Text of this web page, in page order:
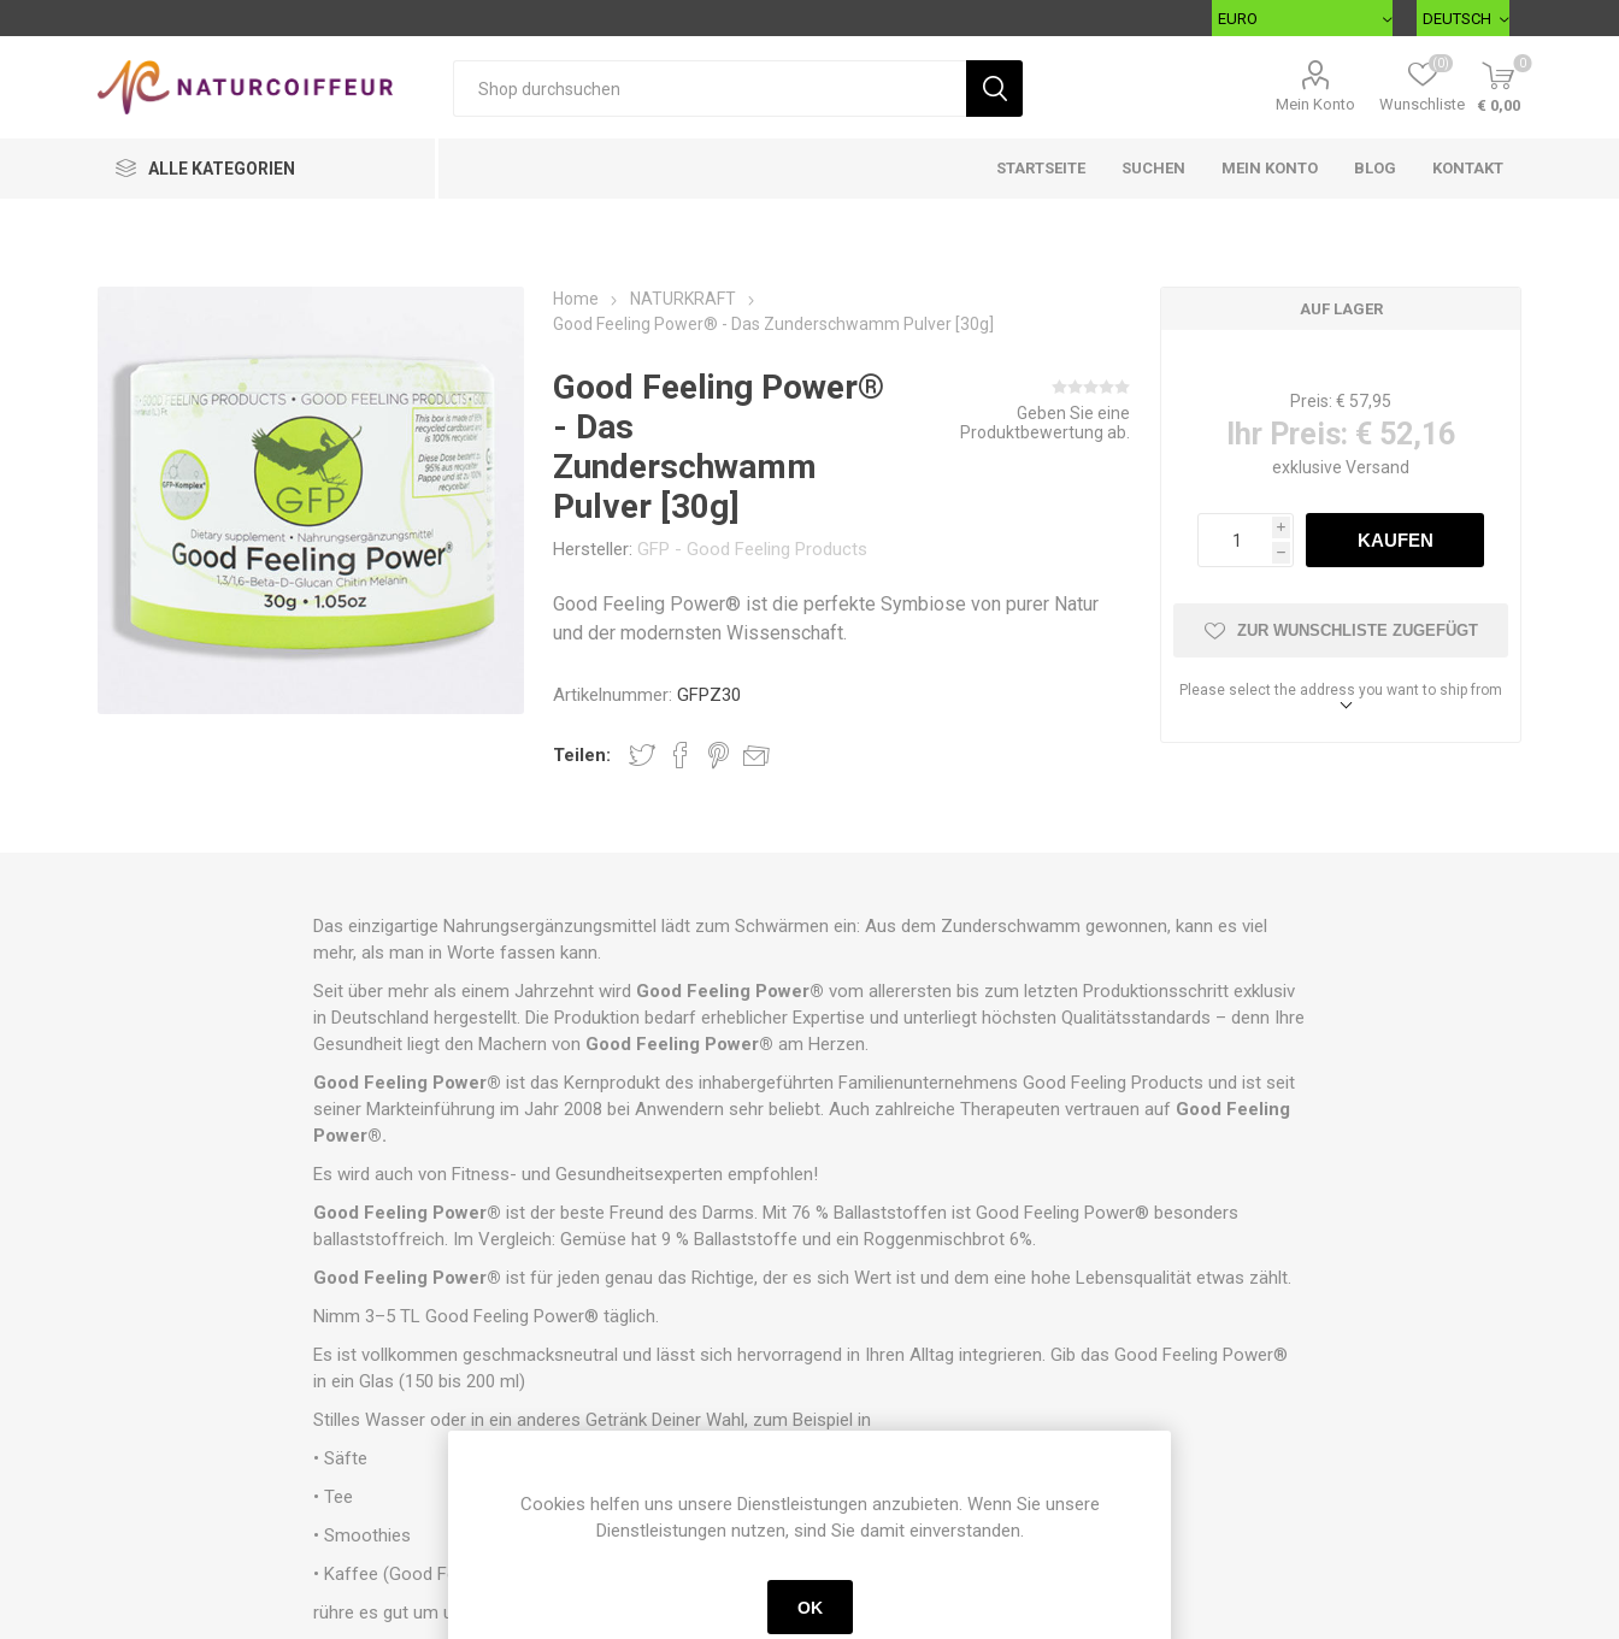
Mein Konto Wunschliste
(0) 0
€ 0,00
ALLE KATEGORIEN STARTSEITE SUCHEN MEIN KONTO BLOG KONTAKT
Home
NATURKRAFT
Good Feeling Power® - Das Zunderschwamm Pulver [30g]
Good Feeling Power®
- Das
Zunderschwamm
Pulver [30g]
Hersteller: GFP - Good Feeling Products
Geben Sie eine
Produktbewertung ab.
Good Feeling Power® ist die perfekte Symbiose von purer Natur
und der modernsten Wissenschaft.
Artikelnummer: GFPZ30
Teilen:
AUF LAGER
Preis: € 57,95
Ihr Preis: € 52,16
exklusiveVersand
i
h
ZUR WUNSCHLISTE ZUGEFÜGT
Please select the address you want to ship from
Das einzigartige Nahrungsergänzungsmittel lädt zum Schwärmen ein: Aus dem Zunderschwamm gewonnen, kann es viel
mehr, als man in Worte fassen kann.
Seit über mehr als einem Jahrzehnt wird Good Feeling Power® vom allerersten bis zum letzten Produktionsschritt exklusiv
in Deutschland hergestellt. Die Produktion bedarf erheblicher Expertise und unterliegt höchsten Qualitätsstandards – denn Ihre
Gesundheit liegt den Machern von Good Feeling Power® am Herzen.
Good Feeling Power® ist das Kernprodukt des inhabergeführten Familienunternehmens Good Feeling Products und ist seit
seiner Markteinführung im Jahr 2008 bei Anwendern sehr beliebt. Auch zahlreiche Therapeuten vertrauen auf Good Feeling
Power®.
Es wird auch von Fitness- und Gesundheitsexperten empfohlen!
Good Feeling Power® ist der beste Freund des Darms. Mit 76 % Ballaststoffen ist Good Feeling Power® besonders
ballaststoffreich. Im Vergleich: Gemüse hat 9 % Ballaststoffe und ein Roggenmischbrot 6%.
Good Feeling Power® ist für jeden genau das Richtige, der es sich Wert ist und dem eine hohe Lebensqualität etwas zählt.
Nimm 3–5 TL Good Feeling Power® täglich.
Es ist vollkommen geschmacksneutral und lässt sich hervorragend in Ihren Alltag integrieren. Gib das Good Feeling Power®
in ein Glas (150 bis 200 ml)
Stilles Wasser oder in ein anderes Getränk Deiner Wahl, zum Beispiel in
• Säfte
• Tee
• Smoothies
• Kaffee (Good Feeling Kaffee)
rühre es gut um und trinke es!
Cookies helfen uns unsere Dienstleistungen anzubieten. Wenn Sie unsere
Dienstleistungen nutzen, sind Sie damit einverstanden.
OK